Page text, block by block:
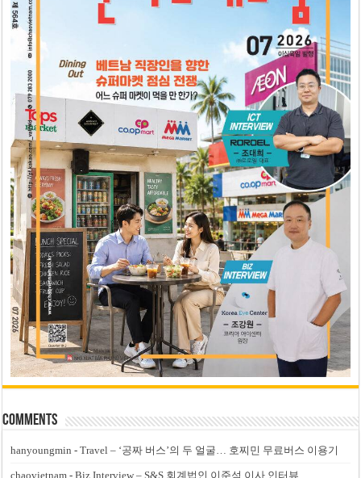
Comments
hanyoungmin -Travel – ‘공짜 버스’의 두 얼굴… 호찌민 무료버스 이용기
chaovietnam -Biz Interview – S&S 회계법인 이준석 이사 인터뷰